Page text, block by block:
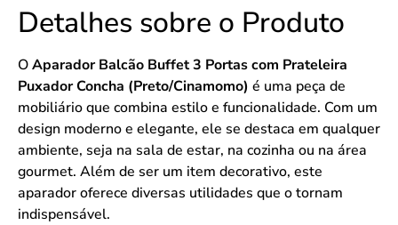
Detalhes sobre o Produto
OAparador Balcão Buffet 3 Portas com Prateleira
Puxador Concha (Preto/Cinamomo) é uma peça de
mobiliário que combina estilo e funcionalidade. Com um
design moderno e elegante, ele se destaca em qualquer
ambiente, seja na sala de estar, na cozinha ou na área
gourmet. Além de ser um item decorativo, este
aparador oferece diversas utilidades que o tornam
indispensável.